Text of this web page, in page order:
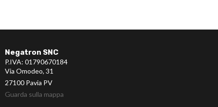
Negatron SNC
P.IVA: 01790670184
Via Omodeo, 31
27100 Pavia PV
Guarda sulla mappa